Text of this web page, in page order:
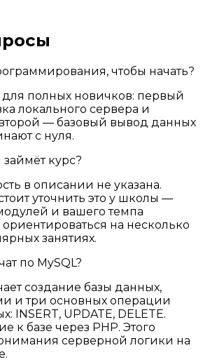
чтобы начать?
для полных новичков: первый
локального сервера и
— базовый вывод данных
с нуля.
курс?
в описании не указана.
уточнить это у школы —
и вашего темпа
на несколько
занятиях.
по MySQL?
создание базы данных,
и три основных операции
INSERT, UPDATE, DELETE.
к базе через PHP. Этого
серверной логики на